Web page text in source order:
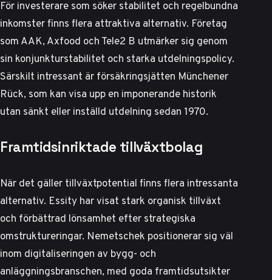
För investerare som söker stabilitet och regelbundna
inkomster finns flera attraktiva alternativ. Företag
som AAK, Axfood och Tele2 B utmärker sig genom
sin konjunkturstabilitet och starka utdelningspolicy.
Särskilt intressant är försäkringsjätten Münchener
Rück, som kan visa upp en imponerande historik
utan sänkt eller inställd utdelning sedan 1970.
Framtidsinriktade tillväxtbolag
När det gäller tillväxtpotential finns flera intressanta
alternativ. Essity har visat stark organisk tillväxt
och förbättrad lönsamhet efter strategiska
omstruktureringar. Nemetschek positionerar sig väl
inom digitaliseringen av bygg- och
anläggningsbranschen, med goda framtidsutsikter